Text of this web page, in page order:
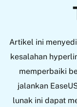
Artikel ini
kesalahan
memperbaiki
jalankan
lunak ini dapat